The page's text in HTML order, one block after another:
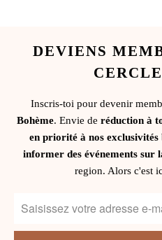
DEVIENS
Inscris-toi pour devenir
Bohème. Envie de réduction à
en priorité à nos exclusivités
informer des événements sur
region. Alors c'est